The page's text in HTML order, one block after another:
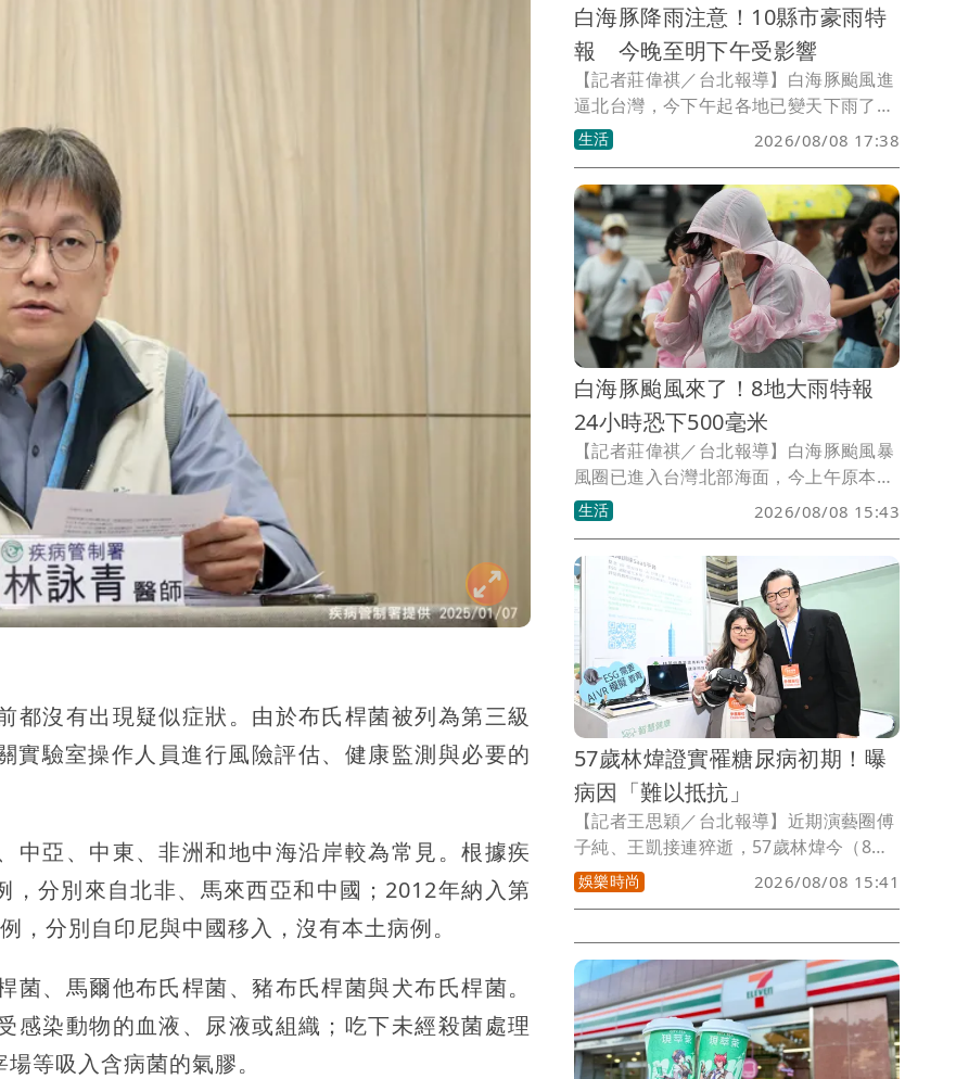
都沒有出現疑似症狀。由於布氏桿菌被列為第三級
實驗室操作人員進行風險評估、健康監測與必要的
中亞、中東、非洲和地中海沿岸較為常見。根據疾
分別來自北非、馬來西亞和中國；2012年納入第
，分別自印尼與中國移入，沒有本土病例。
、馬爾他布氏桿菌、豬布氏桿菌與犬布氏桿菌。
感染動物的血液、尿液或組織；吃下未經殺菌處理
等吸入含病菌的氣膠。
白海豚降雨注意！10縣市豪雨特
報 今晚至明下午受影響
【記者莊偉祺／台北報導】白海豚颱風進
逼北台灣，今下午起各地已變天下雨了！
氣象署傍晚也針對10縣市地區發布豪雨特
報，幾乎半個台灣都受影響，須嚴防大雨
至大豪雨等級降雨狀況。
生活 2026/08/08 17:38
白海豚颱風來了！8地大雨特報
24小時恐下500毫米
【記者莊偉祺／台北報導】白海豚颱風暴
風圈已進入台灣北部海面，今上午原本多
地還陽光露臉，一瞬間就變天下大雨了！
氣象署估今晚到明日風雨最明顯，也針全
台8地區發布大雨特報，最高累積雨量500
毫米恐24小時內下完。
生活 2026/08/08 15:43
57歲林煒證實罹糖尿病初期！曝
病因「難以抵抗」
【記者王思穎／台北報導】近期演藝圈傅
子純、王凱接連猝逝，57歲林煒今（8
日）參展高齡健康產業博覽會，提到過去
自己因為趕拍戲，累到開車蛇行，被警察
好累！」現在他的健康有女友Cora顧著，
半年抽一次血糖，一年健康檢查一次。他
透露自己血糖算高，約為6到7之間，但正
常值大約4.5，醫生提醒這是糖尿病初
期，但林煒回：「我不承認！」
娛樂時尚 2026/08/08 15:41